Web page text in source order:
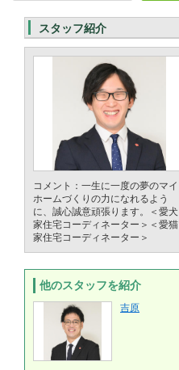
スタッフ紹介
コメント：一生に一度の夢のマイ
ホームづくりの力になれるよう
に、誠心誠意頑張ります。＜愛犬
家住宅コーディネーター＞＜愛猫
家住宅コーディネーター＞
他のスタッフを紹介
吉原